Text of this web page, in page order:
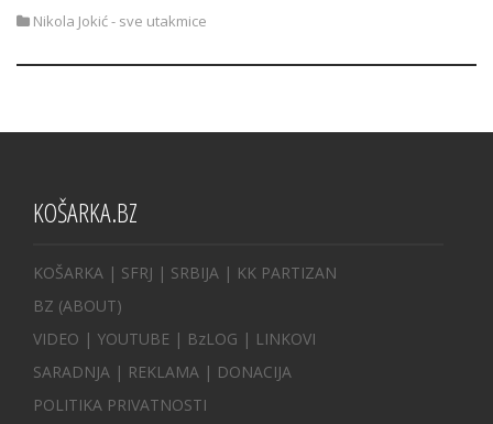
Nikola Jokić - sve utakmice
KOŠARKA.BZ
KOŠARKA | SFRJ | SRBIJA | KK PARTIZAN
BZ (ABOUT)
VIDEO | YOUTUBE | BzLOG | LINKOVI
SARADNJA | REKLAMA | DONACIJA
POLITIKA PRIVATNOSTI